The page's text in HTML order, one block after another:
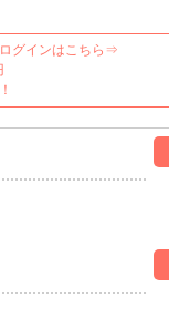
グインはこちら⇒